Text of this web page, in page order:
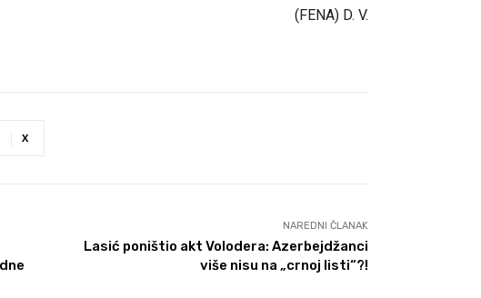
(FENA) D. V.
X
NAREDNI ČLANAK
Lasić poništio akt Volodera: Azerbejdžanci
više nisu na „crnoj listi“?!